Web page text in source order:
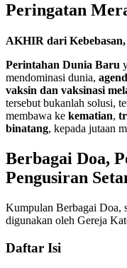
Peringatan
AKHIR dari
Perintahan Dunia Baru
mendominasi dunia,
vaksin dan vaksinasi
tersebut bukanlah solusi,
membawa ke kematian,
binatang, kepada jutaan
Berbagai Doa,
Pengusiran
Kumpulan Berbagai Doa,
digunakan oleh Gereja
Daftar Isi